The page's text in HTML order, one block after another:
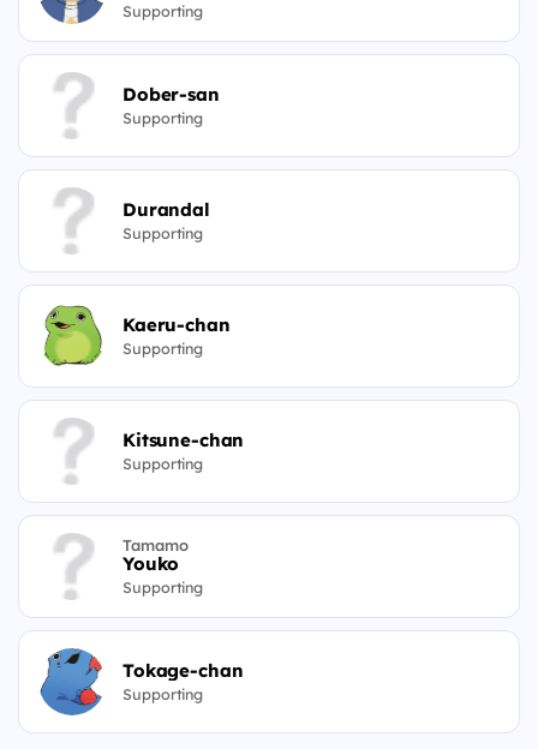
Supporting
Dober-san
Supporting
Durandal
Supporting
Kaeru-chan
Supporting
Kitsune-chan
Supporting
Tamamo
Youko
Supporting
Tokage-chan
Supporting